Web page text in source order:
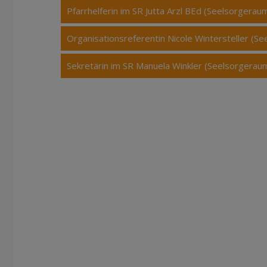
Pfarrhelferin im SR Jutta Arzl BEd
Organisationsreferentin Nicole Wintersteller
Sekretärin im SR Manuela Winkler